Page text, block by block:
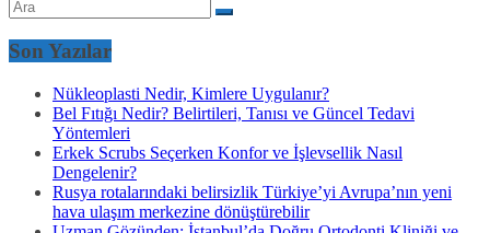
Son Yazılar
Nükleoplasti Nedir, Kimlere Uygulanır?
Bel Fıtığı Nedir? Belirtileri, Tanısı ve Güncel Tedavi
Yöntemleri
Erkek Scrubs Seçerken Konfor ve İşlevsellik Nasıl
Dengelenir?
Rusya rotalarındaki belirsizlik Türkiye’yi Avrupa’nın yeni
hava ulaşım merkezine dönüştürebilir